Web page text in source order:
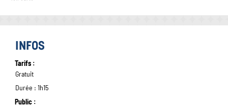
INFOS
Tarifs :
Gratuit
Durée : 1h15
Public :